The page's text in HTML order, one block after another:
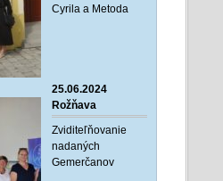
Cyrila a Metoda
25.06.2024
Rožňava
Zviditeľňovanie
nadaných
Gemerčanov